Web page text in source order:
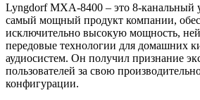
Lyngdorf MXA-8400 – это 8-канальный
самый мощный продукт компании,
исключительно высокую мощность,
передовые технологии для домашних
аудиосистем. Он получил признание
пользователей за свою
конфигурации.